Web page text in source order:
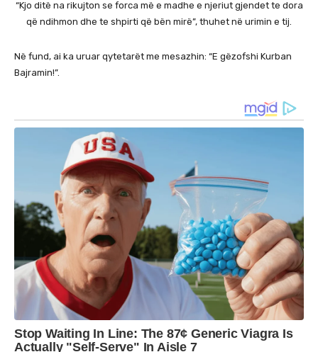
“Kjo ditë na rikujton se forca më e madhe e njeriut gjendet te dora
që ndihmon dhe te shpirti që bën mirë”, thuhet në urimin e tij.
Në fund, ai ka uruar qytetarët me mesazhin: “E gëzofshi Kurban
Bajramin!”.